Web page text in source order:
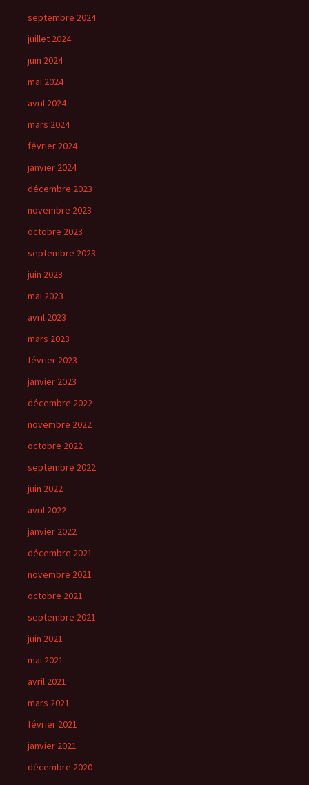
septembre 2024
juillet 2024
juin 2024
mai 2024
avril 2024
mars 2024
février 2024
janvier 2024
décembre 2023
novembre 2023
octobre 2023
septembre 2023
juin 2023
mai 2023
avril 2023
mars 2023
février 2023
janvier 2023
décembre 2022
novembre 2022
octobre 2022
septembre 2022
juin 2022
avril 2022
janvier 2022
décembre 2021
novembre 2021
octobre 2021
septembre 2021
juin 2021
mai 2021
avril 2021
mars 2021
février 2021
janvier 2021
décembre 2020